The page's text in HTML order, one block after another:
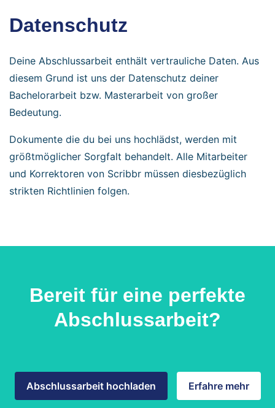
Datenschutz
Deine Abschlussarbeit enthält vertrauliche Daten. Aus
diesem Grund ist uns der Datenschutz deiner
Bachelorarbeit bzw. Masterarbeit von großer
Bedeutung.
Dokumente die du bei uns hochlädst, werden mit
größtmöglicher Sorgfalt behandelt. Alle Mitarbeiter
und Korrektoren von Scribbr müssen diesbezüglich
strikten Richtlinien folgen.
Bereit für eine perfekte
Abschlussarbeit?
Abschlussarbeit hochladen Erfahre mehr